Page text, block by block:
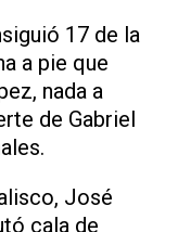
17 de la
a pie que
nada a
de Gabriel
José
cala de